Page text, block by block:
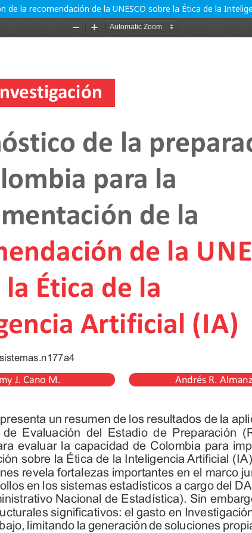
la recomendación de la UNESCO sobre la Ética de la